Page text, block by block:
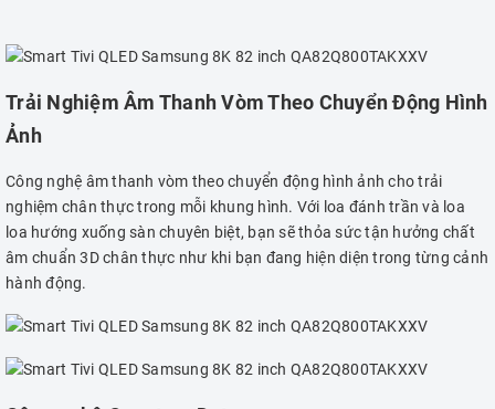
Trải Nghiệm Âm Thanh Vòm Theo Chuyển Động Hình
Ảnh
Công nghệ âm thanh vòm theo chuyển động hình ảnh cho trải
nghiệm chân thực trong mỗi khung hình. Với loa đánh trần và loa
loa hướng xuống sàn chuyên biệt, bạn sẽ thỏa sức tận hưởng chất
âm chuẩn 3D chân thực như khi bạn đang hiện diện trong từng cảnh
hành động.